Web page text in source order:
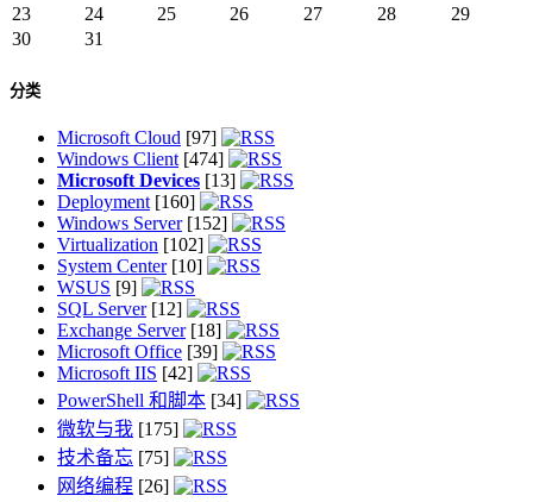
23
24 25 26 27 28
29
30
31
分类
Microsoft Cloud [97]
Windows Client [474]
Microsoft Devices [13]
Deployment [160]
Windows Server[152]
Virtualization [102]
System Center[10]
WSUS [9]
SQL Server[12]
Exchange Server[18]
Microsoft Office [39]
Microsoft IIS [42]
PowerShell 和脚本 [34]
微软与我 [175]
技术备忘 [75]
网络编程 [26]